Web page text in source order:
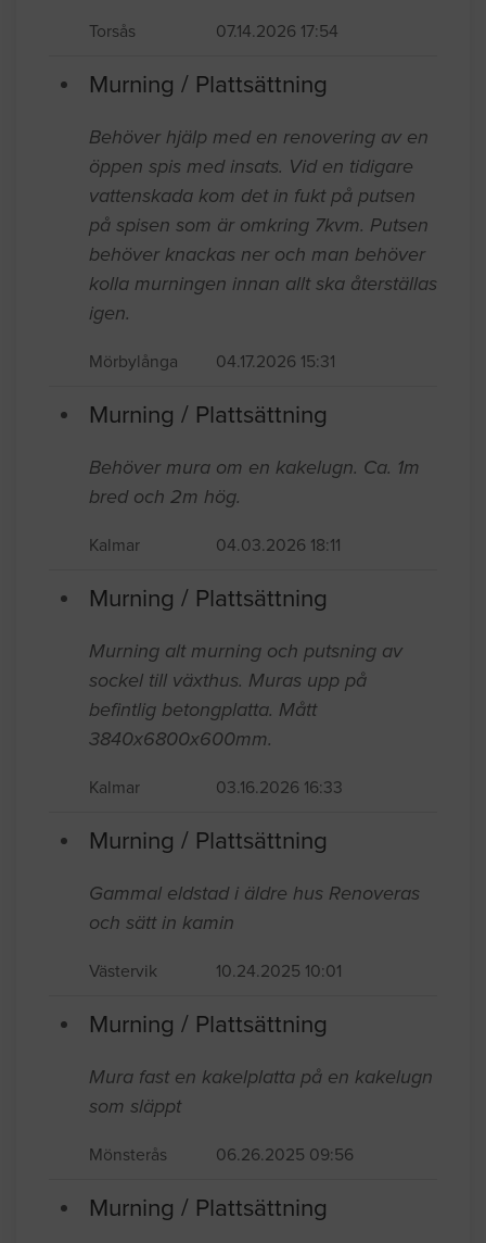
Torsås 07.14.2026 17:54
Murning / Plattsättning
Behöver hjälp med en renovering av en
öppen spis med insats. Vid en tidigare
vattenskada kom det in fukt på putsen
på spisen som är omkring 7kvm. Putsen
behöver knackas ner och man behöver
kolla murningen innan allt ska återställas
igen.
Mörbylånga 04.17.2026 15:31
Murning / Plattsättning
Behöver mura om en kakelugn. Ca. 1m
bred och 2m hög.
Kalmar 04.03.2026 18:11
Murning / Plattsättning
Murning alt murning och putsning av
sockel till växthus. Muras upp på
befintlig betongplatta. Mått
3840x6800x600mm.
Kalmar 03.16.2026 16:33
Murning / Plattsättning
Gammal eldstad i äldre hus Renoveras
och sätt in kamin
Västervik 10.24.2025 10:01
Murning / Plattsättning
Mura fast en kakelplatta på en kakelugn
som släppt
Mönsterås 06.26.2025 09:56
Murning / Plattsättning